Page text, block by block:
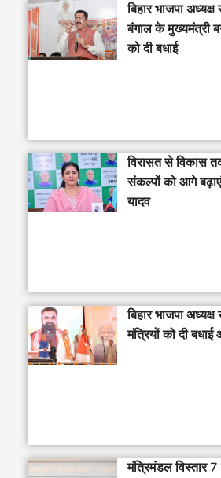
‎बिहार भाजपा
बंगाल के मुख्यमंत्री
को दी बधाई
विरासत से विकास
संकल्पों को आगे
यादव
बिहार भाजपा
मंत्रियों को दी
मंत्रिमंडल विस्तार